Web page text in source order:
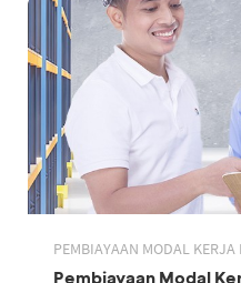
PEMBIAYAAN MODAL KERJA
Pembiayaan Modal